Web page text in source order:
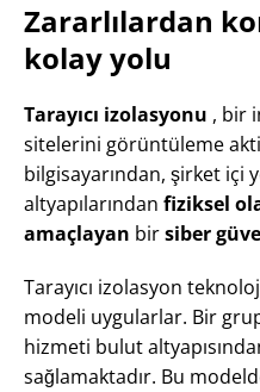
Zararlılardan
kolay yolu
Tarayıcı izolasyonu , bir
sitelerini görüntüleme
bilgisayarından, şirket içi
altyapılarından fiziksel
amaçlayan birsiber
Tarayıcı izolasyon
modeli uygularlar. Bir
hizmeti bulut
sağlamaktadır. Bu